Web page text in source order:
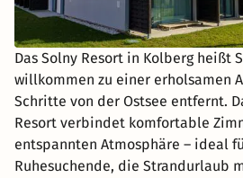
Das Solny Resort in Kolberg heißt
willkommen zu einer erholsamen
Schritte von der Ostsee entfernt.
Resort verbindet komfortable
entspannten Atmosphäre – ideal
Ruhesuchende, die Strandurlaub